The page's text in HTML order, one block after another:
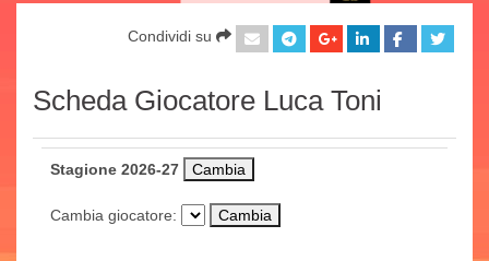
Condividi su
Scheda Giocatore Luca Toni
Stagione 2026-27
Cambia giocatore: